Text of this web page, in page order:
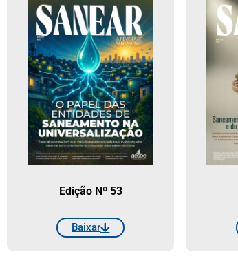
Edição Nº 53
Baixar